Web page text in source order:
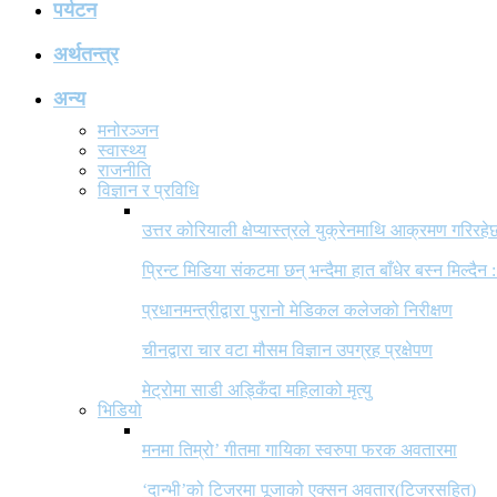
पर्यटन
अर्थतन्त्र
अन्य
मनोरञ्जन
स्वास्थ्य
राजनीति
विज्ञान र प्रविधि
उत्तर कोरियाली क्षेप्यास्त्रले युक्रेनमाथि आक्रमण
प्रिन्ट मिडिया संकटमा छन् भन्दैमा हात बाँधेर बस्न मिल्दैन
प्रधानमन्त्रीद्वारा पुरानो मेडिकल कलेजको निरीक्षण
चीनद्वारा चार वटा मौसम विज्ञान उपग्रह प्रक्षेपण
मेट्रोमा साडी अड्किँदा महिलाको मृत्यु
भिडियो
मनमा तिम्रो’ गीतमा गायिका स्वरुपा फरक अवतारमा
‘दान्भी’को टिजरमा पूजाको एक्सन अवतार(टिजरसहित)